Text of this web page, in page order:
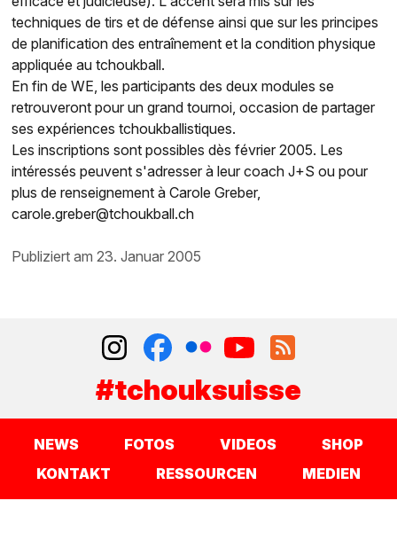
techniques de tirs et de défense ainsi que sur les principes
de planification des entraînement et la condition physique
appliquée au tchoukball.
En fin de WE, les participants des deux modules se
retrouveront pour un grand tournoi, occasion de partager
ses expériences tchoukballistiques.
Les inscriptions sont possibles dès février 2005. Les
intéressés peuvent s'adresser à leur coach J+S ou pour
plus de renseignement à Carole Greber,
carole.greber@tchoukball.ch
publiziert am 23. Januar 2005
#tchouksuisse
NEWS FOTOS VIDEOS
SHOP
KONTAKT
RESSOURCEN MEDIEN